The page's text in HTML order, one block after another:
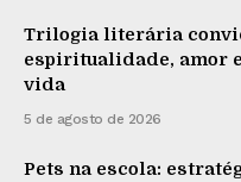
Trilogia literária
espiritualidade, amor
vida
5 de agosto de 2026
Pets na escola: